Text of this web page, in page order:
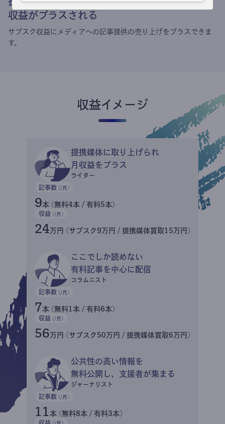
収益がプラスされる
サブスク収益にメディアへの記事提供の売り上げをプラスできま
す。
収益イメージ
提携媒体に取り上げられ
月収益をプラス
ライター
記事数 (/月)
9本 (無料4本 / 有料5本)
収益 (/月)
24万円 (サブスク9万円 / 提携媒体買取15万円)
ここでしか読めない
有料記事を中心に配信
コラムニスト
記事数 (/月)
7本 (無料1本 / 有料6本)
収益 (/月)
56万円 (サブスク50万円 / 提携媒体買取6万円)
公共性の高い情報を
無料公開し、支援者が集まる
ジャーナリスト
記事数 (/月)
11 本 (無料8本 / 有料3本)
収益 (/月)